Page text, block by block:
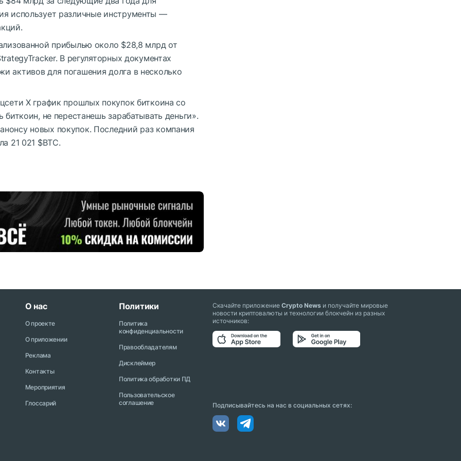
использует различные инструменты —
прибылью около $28,8 млрд от
В регуляторных документах
активов для погашения долга в несколько
X график прошлых покупок биткоина со
не перестанешь зарабатывать деньги».
новых покупок. Последний раз компания
21 021 $BTC.
О нас
О проекте
О приложении
Реклама
Контакты
Мероприятия
Глоссарий
Политики
Политика
конфиденциальности
Правообладателям
Дисклеймер
Политика обработки ПД
Пользовательское
соглашение
Скачайте приложениеCrypto News и получайте мировые
новости криптовалюты и технологии блокчейн из разных
источников:
Подписывайтесь на нас в социальных сетях: